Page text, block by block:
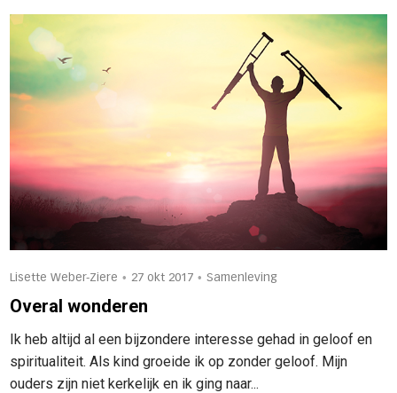
Lisette Weber-Ziere • 27 okt 2017 • Samenleving
Overal wonderen
Ik heb altijd al een bijzondere interesse gehad in geloof en
spiritualiteit. Als kind groeide ik op zonder geloof. Mijn
ouders zijn niet kerkelijk en ik ging naar...